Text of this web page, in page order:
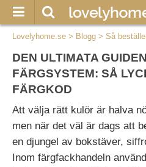
Lovelyhome.se > Blogg > Så
DEN ULTIMATA
FÄRGSYSTEM: SÅ
FÄRGKOD
Att välja rätt kulör är halva
men när det väl är dags att
en djungel av bokstäver,
Inom färgfackhandeln